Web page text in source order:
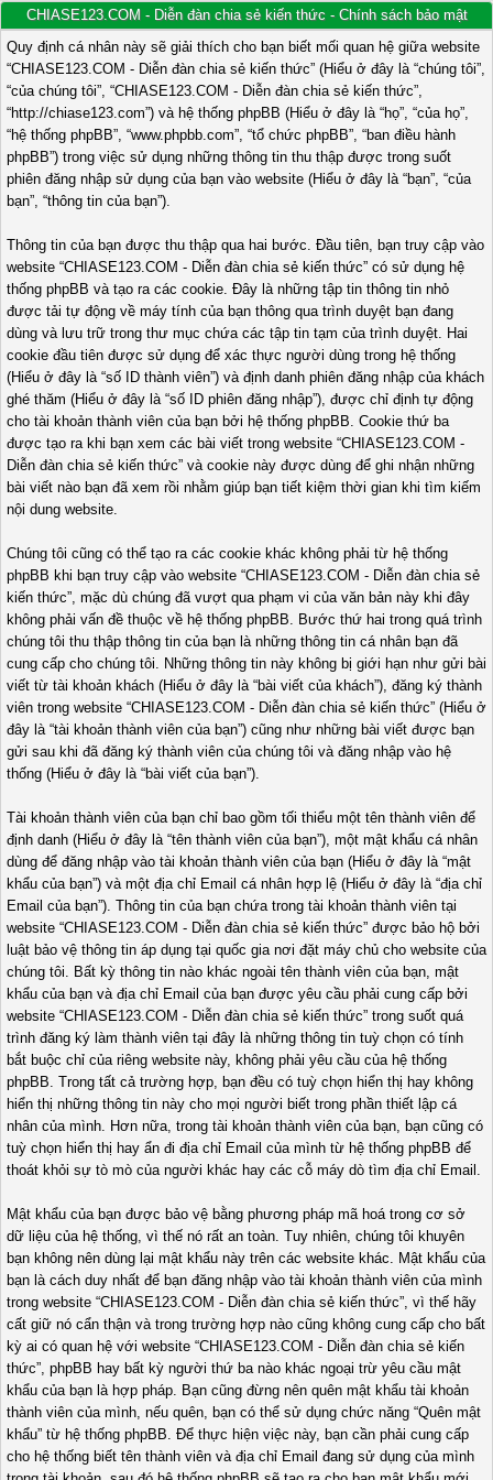
CHIASE123.COM - Diễn đàn chia sẻ kiến thức - Chính sách bảo mật
Quy định cá nhân này sẽ giải thích cho bạn biết mối quan hệ giữa website
“CHIASE123.COM - Diễn đàn chia sẻ kiến thức” (Hiểu ở đây là “chúng tôi”,
“của chúng tôi”, “CHIASE123.COM - Diễn đàn chia sẻ kiến thức”,
“http://chiase123.com”) và hệ thống phpBB (Hiểu ở đây là “họ”, “của họ”,
“hệ thống phpBB”, “www.phpbb.com”, “tổ chức phpBB”, “ban điều hành
phpBB”) trong việc sử dụng những thông tin thu thập được trong suốt
phiên đăng nhập sử dụng của bạn vào website (Hiểu ở đây là “bạn”, “của
bạn”, “thông tin của bạn”).
Thông tin của bạn được thu thập qua hai bước. Đầu tiên, bạn truy cập vào
website “CHIASE123.COM - Diễn đàn chia sẻ kiến thức” có sử dụng hệ
thống phpBB và tạo ra các cookie. Đây là những tập tin thông tin nhỏ
được tải tự động về máy tính của bạn thông qua trình duyệt bạn đang
dùng và lưu trữ trong thư mục chứa các tập tin tạm của trình duyệt. Hai
cookie đầu tiên được sử dụng để xác thực người dùng trong hệ thống
(Hiểu ở đây là “số ID thành viên”) và định danh phiên đăng nhập của khách
ghé thăm (Hiểu ở đây là “số ID phiên đăng nhập”), được chỉ định tự động
cho tài khoản thành viên của bạn bởi hệ thống phpBB. Cookie thứ ba
được tạo ra khi bạn xem các bài viết trong website “CHIASE123.COM -
Diễn đàn chia sẻ kiến thức” và cookie này được dùng để ghi nhận những
bài viết nào bạn đã xem rồi nhằm giúp bạn tiết kiệm thời gian khi tìm kiếm
nội dung website.
Chúng tôi cũng có thể tạo ra các cookie khác không phải từ hệ thống
phpBB khi bạn truy cập vào website “CHIASE123.COM - Diễn đàn chia sẻ
kiến thức”, mặc dù chúng đã vượt qua phạm vi của văn bản này khi đây
không phải vấn đề thuộc về hệ thống phpBB. Bước thứ hai trong quá trình
chúng tôi thu thập thông tin của bạn là những thông tin cá nhân bạn đã
cung cấp cho chúng tôi. Những thông tin này không bị giới hạn như gửi bài
viết từ tài khoản khách (Hiểu ở đây là “bài viết của khách”), đăng ký thành
viên trong website “CHIASE123.COM - Diễn đàn chia sẻ kiến thức” (Hiểu ở
đây là “tài khoản thành viên của bạn”) cũng như những bài viết được bạn
gửi sau khi đã đăng ký thành viên của chúng tôi và đăng nhập vào hệ
thống (Hiểu ở đây là “bài viết của bạn”).
Tài khoản thành viên của bạn chỉ bao gồm tối thiểu một tên thành viên để
định danh (Hiểu ở đây là “tên thành viên của bạn”), một mật khẩu cá nhân
dùng để đăng nhập vào tài khoản thành viên của bạn (Hiểu ở đây là “mật
khẩu của bạn”) và một địa chỉ Email cá nhân hợp lệ (Hiểu ở đây là “địa chỉ
Email của bạn”). Thông tin của bạn chứa trong tài khoản thành viên tại
website “CHIASE123.COM - Diễn đàn chia sẻ kiến thức” được bảo hộ bởi
luật bảo vệ thông tin áp dụng tại quốc gia nơi đặt máy chủ cho website của
chúng tôi. Bất kỳ thông tin nào khác ngoài tên thành viên của bạn, mật
khẩu của bạn và địa chỉ Email của bạn được yêu cầu phải cung cấp bởi
website “CHIASE123.COM - Diễn đàn chia sẻ kiến thức” trong suốt quá
trình đăng ký làm thành viên tại đây là những thông tin tuỳ chọn có tính
bắt buộc chỉ của riêng website này, không phải yêu cầu của hệ thống
phpBB. Trong tất cả trường hợp, bạn đều có tuỳ chọn hiển thị hay không
hiển thị những thông tin này cho mọi người biết trong phần thiết lập cá
nhân của mình. Hơn nữa, trong tài khoản thành viên của bạn, bạn cũng có
tuỳ chọn hiển thị hay ẩn đi địa chỉ Email của mình từ hệ thống phpBB để
thoát khỏi sự tò mò của người khác hay các cỗ máy dò tìm địa chỉ Email.
Mật khẩu của bạn được bảo vệ bằng phương pháp mã hoá trong cơ sở
dữ liệu của hệ thống, vì thế nó rất an toàn. Tuy nhiên, chúng tôi khuyên
bạn không nên dùng lại mật khẩu này trên các website khác. Mật khẩu của
bạn là cách duy nhất để bạn đăng nhập vào tài khoản thành viên của mình
trong website “CHIASE123.COM - Diễn đàn chia sẻ kiến thức”, vì thế hãy
cất giữ nó cẩn thận và trong trường hợp nào cũng không cung cấp cho bất
kỳ ai có quan hệ với website “CHIASE123.COM - Diễn đàn chia sẻ kiến
thức”, phpBB hay bất kỳ người thứ ba nào khác ngoại trừ yêu cầu mật
khẩu của bạn là hợp pháp. Bạn cũng đừng nên quên mật khẩu tài khoản
thành viên của mình, nếu quên, bạn có thể sử dụng chức năng “Quên mật
khẩu” từ hệ thống phpBB. Để thực hiện việc này, bạn cần phải cung cấp
cho hệ thống biết tên thành viên và địa chỉ Email đang sử dụng của mình